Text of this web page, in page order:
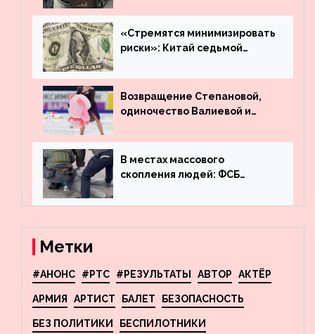
угнанную в Казахстан
машину
«Стремятся минимизировать
риски»: Китай седьмой
деньги из американского
госдолга
Возвращение Степановой,
одиночество Валиевой и
что обсуждают в мире
фигурного катания
В местах массового
скопления людей: ФСБ
террористов, планировавших
Метки
#АНОНС #РТС #РЕЗУЛЬТАТЫ АВТОР АКТЁР
АРМИЯ АРТИСТ БАЛЕТ БЕЗОПАСНОСТЬ
БЕЗ ПОЛИТИКИ БЕСПИЛОТНИКИ